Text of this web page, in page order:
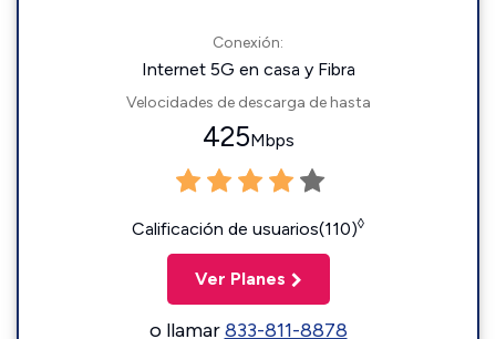
Conexión:
Internet 5G en casa y Fibra
Velocidades de descarga de hasta
425Mbps
Calificación de usuarios(110)◊
Ver Planes
o llamar833-811-8878